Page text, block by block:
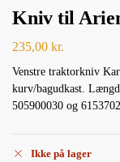
Kniv til
235,00 kr.
Venstre traktorkniv
kurv/bagudkast.
505900030 og
Ikke på lager